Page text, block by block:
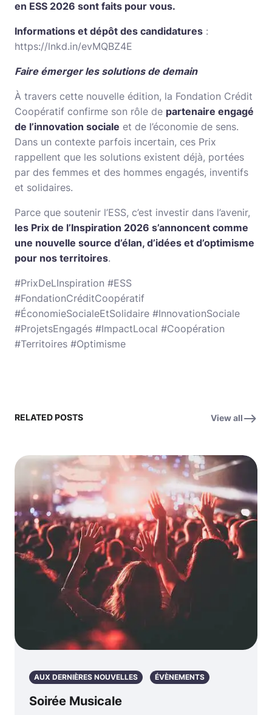
en ESS 2026 sont faits pour vous.
Informations et dépôt des candidatures :
https://lnkd.in/evMQBZ4E
Faire émerger les solutions de demain
À travers cette nouvelle édition, la Fondation Crédit
Coopératif confirme son rôle de partenaire engagé
de l’innovation sociale et de l’économie de sens.
Dans un contexte parfois incertain, ces Prix
rappellent que les solutions existent déjà, portées
par des femmes et des hommes engagés, inventifs
et solidaires.
Parce que soutenir l’ESS, c’est investir dans l’avenir,
les Prix de l’Inspiration 2026 s’annoncent comme
une nouvelle source d’élan, d’idées et d’optimisme
pour nos territoires.
#PrixDeLInspiration #ESS
#FondationCréditCoopératif
#ÉconomieSocialeEtSolidaire #InnovationSociale
#ProjetsEngagés #ImpactLocal #Coopération
#Territoires #Optimisme
RELATED POSTS View all
AUX DERNIÈRES NOUVELLES ÉVÈNEMENTS
Soirée Musicale